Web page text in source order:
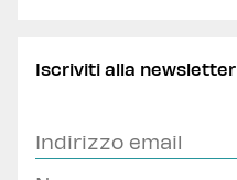
Iscriviti alla newsletter